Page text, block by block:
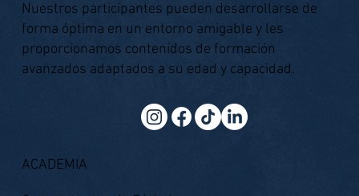
Nuestros participantes pueden desarrollarse de
forma óptima en un entorno amigable y les
proporcionamos contenidos de formación
avanzados adaptados a su edad y capacidad.
ACADEMIA